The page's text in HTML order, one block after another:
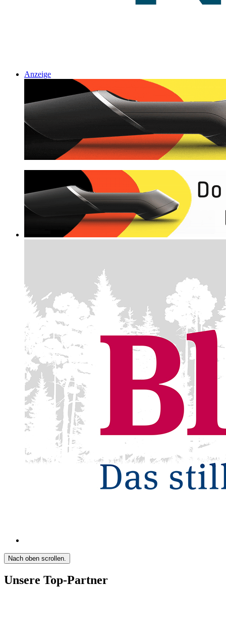
Anzeige
Nach oben scrollen.
Unsere Top-Partner